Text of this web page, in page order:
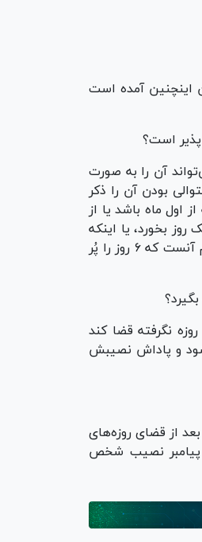
اینچنین آمده است
آن را به صورت
بودن آن را ذکر
برابر است که از اول ماه باشد یا از
بخورد، یا اینکه
دو و یا سه روز روزه بگیرد باز چند روز بخورد باز باقی ایام آن شش روز را روزه بگیرد. مهم آنست که ۶ روز را پُر
نگرفته قضا کند
شود و پاداش نصیبش
نمی‌شود مگر بعد از قضای روزه‌های
پیامبر نصیب شخص